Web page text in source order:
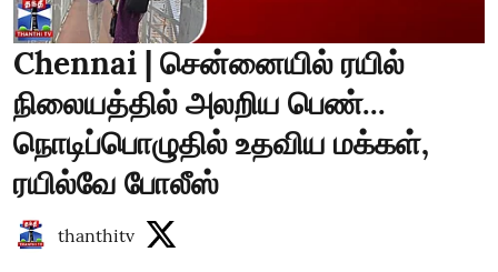
Chennai | சென்னையில் ரயில்
நிலையத்தில் அலறிய பெண்...
நொடிப்பொழுதில் உதவிய மக்கள்,
ரயில்வே போலீஸ்
thanthitv